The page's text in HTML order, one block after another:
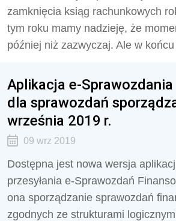
zamknięcia ksiąg rachunkowych
tym roku mamy nadzieję, że
później niż zazwyczaj. Ale w
Aplikacja e-
dla sprawozdań
września 2019 r.
09 wrz 2019
Dostępna jest nowa wersja
przesyłania e-Sprawozdań
ona sporządzanie sprawozdań
zgodnych ze strukturami